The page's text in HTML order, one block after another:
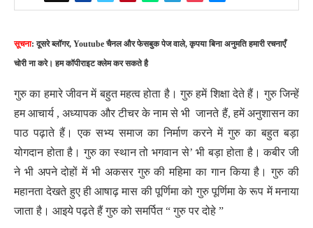
सूचना: दूसरे ब्लॉगर, Youtube चैनल और फेसबुक पेज वाले, कृपया बिना अनुमति हमारी रचनाएँ
चोरी ना करे। हम कॉपीराइट क्लेम कर सकते है
गुरु का हमारे जीवन में बहुत महत्व होता है। गुरु हमें शिक्षा देते हैं। गुरु जिन्हें
हम आचार्य , अध्यापक और टीचर के नाम से भी जानते हैं, हमें अनुशासन का
पाठ पढ़ाते हैं। एक सभ्य समाज का निर्माण करने में गुरु का बहुत बड़ा
योगदान होता है। गुरु का स्थान तो भगवान से’ भी बड़ा होता है। कबीर जी
ने भी अपने दोहों में भी अकसर गुरु की महिमा का गान किया है। गुरु की
महानता देखते हुए ही आषाढ़ मास की पूर्णिमा को गुरु पूर्णिमा के रूप में मनाया
जाता है। आइये पढ़ते हैं गुरु को समर्पित “ गुरु पर दोहे ”